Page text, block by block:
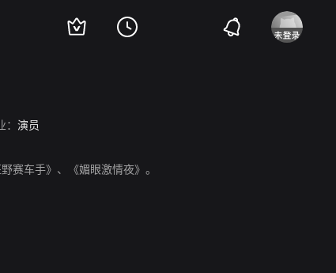
： 演员
赛车手》、《媚眼激情夜》。